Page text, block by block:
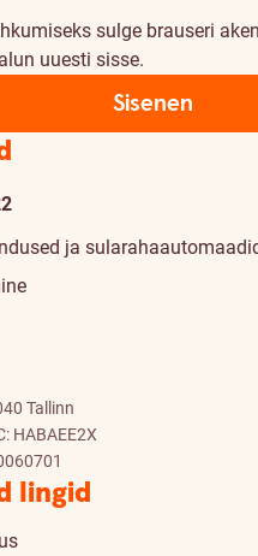
sulge brauseri
uuesti sisse.
Sisenen
ja
Tallinn
HABAEE2X
lingid